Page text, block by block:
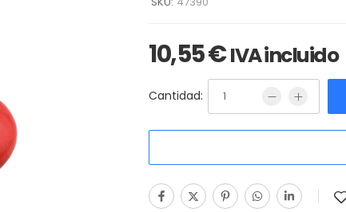
10,55€IVA incluido
Cantidad: